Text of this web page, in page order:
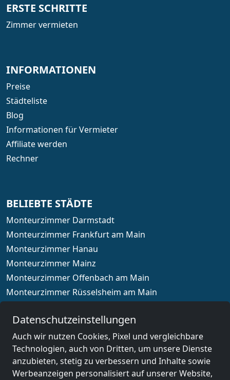
ERSTE SCHRITTE
Zimmer vermieten
INFORMATIONEN
Preise
Städteliste
Blog
Informationen für Vermieter
Affiliate werden
Rechner
BELIEBTE STÄDTE
Monteurzimmer Darmstadt
Monteurzimmer Frankfurt am Main
Monteurzimmer Hanau
Monteurzimmer Mainz
Monteurzimmer Offenbach am Main
Monteurzimmer Rüsselsheim am Main
Länderauswahl
Datenschutzeinstellungen
Auch wir nutzen Cookies, Pixel und vergleichbare
Technologien, auch von Dritten, um unsere Dienste
anzubieten, stetig zu verbessern und Inhalte sowie
Werbeanzeigen personalisiert auf unserer Website,